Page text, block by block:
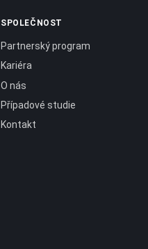
SPOLEČNOST
Partnerský program
Kariéra
O nás
Případové studie
Kontakt